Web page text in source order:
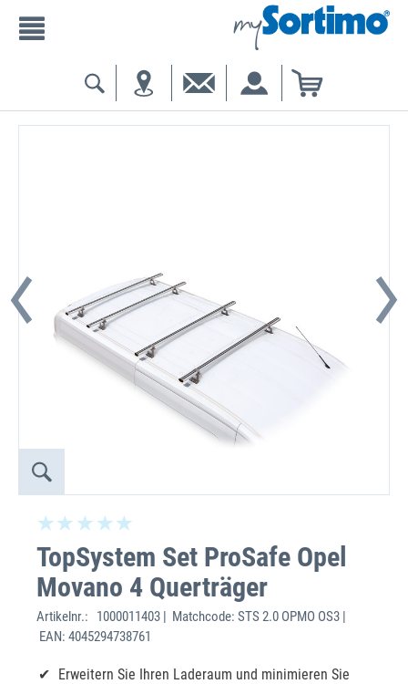
TopSystem Set ProSafe Opel
Movano 4 Querträger
Artikelnr.:
1000011403 | Matchcode: STS 2.0 OPMO OS3 |
EAN: 4045294738761
Erweitern Sie Ihren Laderaum und minimieren Sie